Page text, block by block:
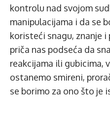
kontrolu nad svojom
manipulacijama i da se
koristeći snagu, znanje
priča nas podseća da
reakcijama ili gubicima,
ostanemo smireni,
se borimo za ono što je